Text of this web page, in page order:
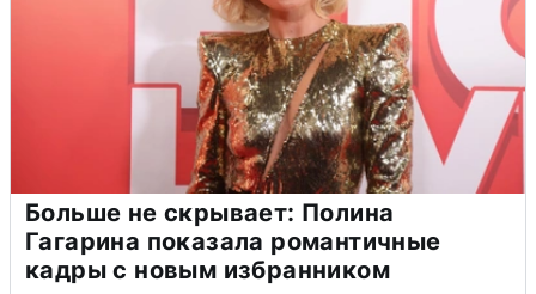
Больше не скрывает: Полина
Гагарина показала романтичные
кадры с новым избранником